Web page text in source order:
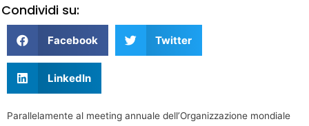
Condividi su:
Facebook Twitter
LinkedIn
Parallelamente al meeting annuale dell’Organizzazione mondiale